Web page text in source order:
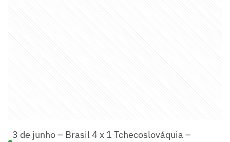
3 de junho – Brasil 4 x 1 Tchecoslováquia –